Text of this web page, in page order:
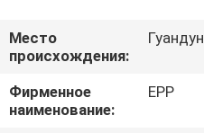
ЭКСКУРСИЯ
ПО
ЗАВОДУ
Место
происхождения:
Гуандун
Фирменное
наименование:
EPP